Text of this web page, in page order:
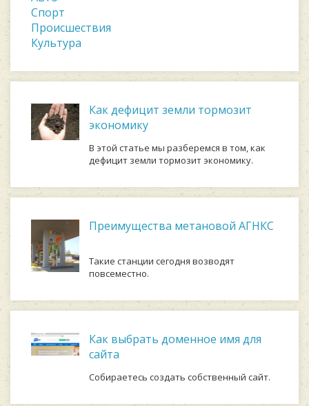
Спорт
Происшествия
Культура
Как дефицит земли тормозит
экономику
В этой статье мы разберемся в том, как
дефицит земли тормозит экономику.
Преимущества метановой АГНКС
Такие станции сегодня возводят
повсеместно.
Как выбрать доменное имя для
сайта
Собираетесь создать собственный сайт.